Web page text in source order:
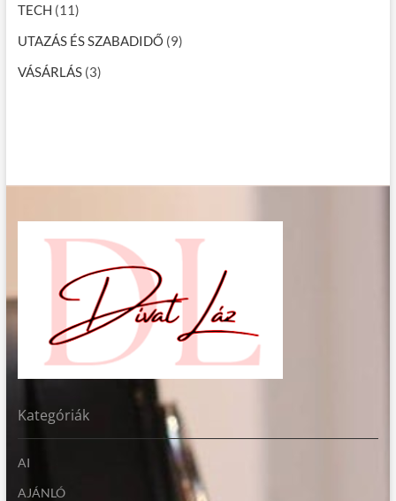
TECH (11)
UTAZÁS ÉS SZABADIDŐ (9)
VÁSÁRLÁS(3)
Kategóriák
AI
AJÁNLÓ